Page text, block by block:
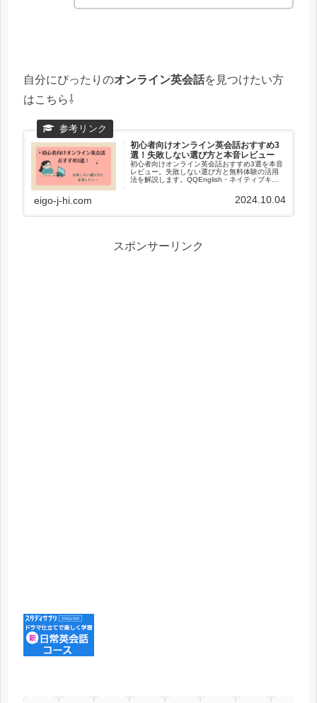
自分にぴったりのオンライン英会話を見つけたい方
はこちら⇩
初心者向けオンライン英会話おすすめ3
選！失敗しない選び方と本音レビュー
初心者向けオンライン英会話おすすめ3選を本音
レビュー。失敗しない選び方と無料体験の活用
法を解説します。QQEnglish・ネイティブキャ
eigo-j-hi.com 2024.10.04
スポンサーリンク